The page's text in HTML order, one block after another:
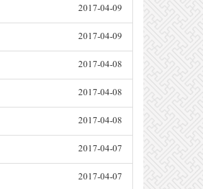
2017-04-09
2017-04-09
2017-04-08
2017-04-08
2017-04-08
2017-04-07
2017-04-07